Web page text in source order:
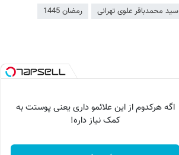
سید محمدباقر علوی تهرانی
رمضان 1445
اگه هرکدوم از این علائمو داری یعنی پوستت به
کمک نیاز داره!